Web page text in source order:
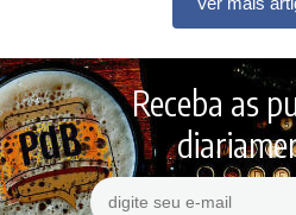
Receba as